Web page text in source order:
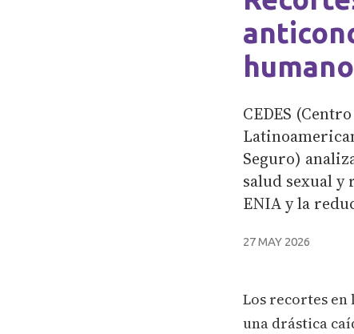
humano
CEDES
Seguro)
salud sexual
ENIA y la
27 MAY 2026
Los recortes en
una drástica